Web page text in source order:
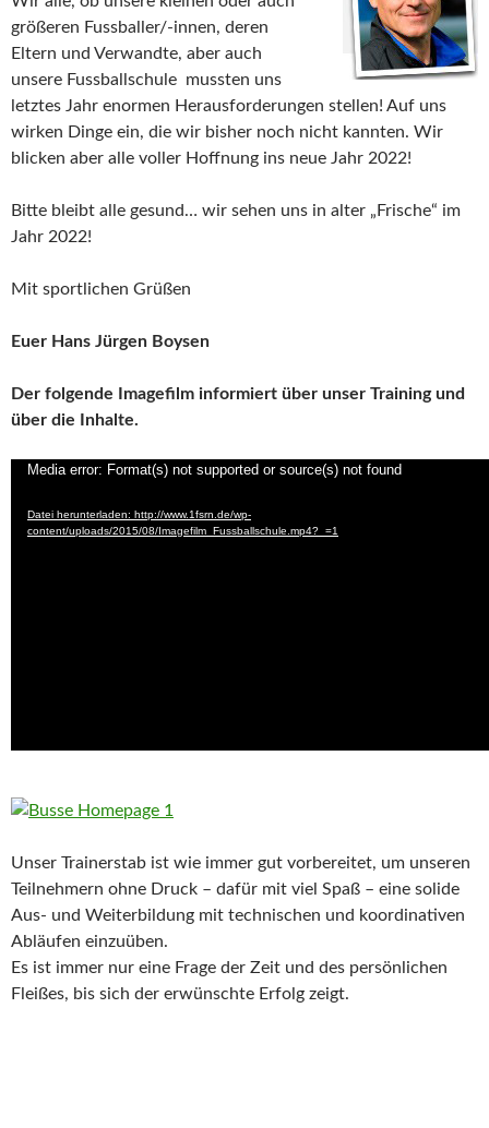
größeren Fussballer/-innen, deren
Eltern und Verwandte, aber auch
unsere Fussballschule mussten uns
letztes Jahr enormen Herausforderungen stellen! Auf uns
wirken Dinge ein, die wir bisher noch nicht kannten. Wir
blicken aber alle voller Hoffnung ins neue Jahr 2022!
Bitte bleibt alle gesund… wir sehen uns in alter „Frische“ im
Jahr 2022!
Mit sportlichen Grüßen
Euer Hans Jürgen Boysen
Der folgende Imagefilm informiert über unser Training und
über die
Inhalte.
Video-
Media error: Format(s) not supported or source(s) not found
Datei herunterladen: http://www.1fsrn.de/wp-
content/uploads/2015/08/Imagefilm_Fussballschule.mp4?_=1
Unser Trainerstab ist wie immer gut vorbereitet, um unseren
Teilnehmern ohne Druck – dafür mit viel Spaß – eine solide
Aus- und Weiterbildung mit technischen und koordinativen
Abläufen einzuüben.
Es ist immer nur eine Frage der Zeit und des persönlichen
Fleißes, bis sich der erwünschte Erfolg zeigt.